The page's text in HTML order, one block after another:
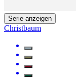
Serie anzeigen
Christbaum